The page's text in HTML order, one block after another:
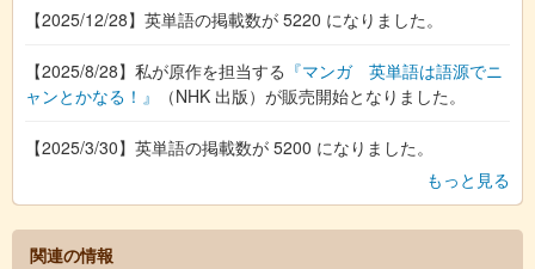
【2025/12/28】英単語の掲載数が 5220 になりました。
【2025/8/28】私が原作を担当する 『マンガ 英単語は語源でニ
ャンとかなる！』
（NHK 出版）が販売開始となりました。
【2025/3/30】英単語の掲載数が 5200 になりました。
もっと見る
関連の情報